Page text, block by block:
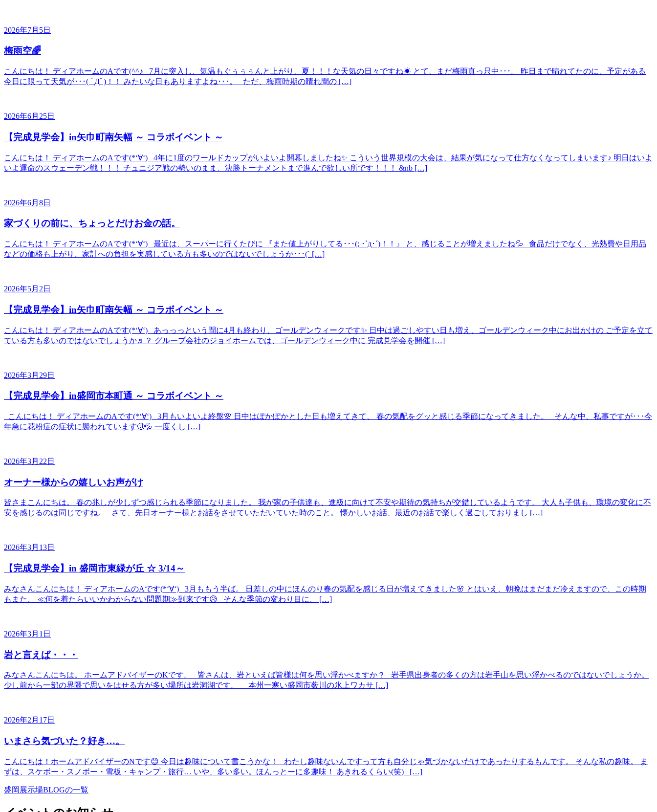
2026年7月5日
梅雨空🌈
こんにちは！ ディアホームのAです(^^♪ 7月に突入し、気温もぐぅぅぅんと上がり、夏！！！な天気の日々ですね☀ とて、まだ梅雨真っ只中･･･。 昨日まで晴れてたのに、予定がある
今日に限って天気が･･･( ﾟДﾟ)！！ みたいな日もありますよね･･･。 ただ、梅雨時期の晴れ間の […]
2026年6月25日
【完成見学会】in矢巾町南矢幅 ～ コラボイベント ～
こんにちは！ ディアホームのAです(*‘∀‘) 4年に1度のワールドカップがいよいよ開幕しましたね✨ こういう世界規模の大会は、結果が気になって仕方なくなってしまいます♪ 明日はいよ
いよ運命のスウェーデン戦！！！ チュニジア戦の勢いのまま、決勝トーナメントまで進んで欲しい所です！！！ &nb […]
2026年6月8日
家づくりの前に、ちょっとだけお金の話。
こんにちは！ ディアホームのAです(*‘∀‘) 最近は、スーパーに行くたびに 『また値上がりしてる･･･(; ･`д･´)！！』 と、感じることが増えましたね💦 食品だけでなく、光熱費や日用品
などの価格も上がり、家計への負担を実感している方も多いのではないでしょうか･･･(´ […]
2026年5月2日
【完成見学会】in矢巾町南矢幅 ～ コラボイベント ～
こんにちは！ ディアホームのAです(*‘∀‘) あっっっという間に4月も終わり、ゴールデンウィークです✨ 日中は過ごしやすい日も増え、ゴールデンウィーク中にお出かけの ご予定を立て
ている方も多いのではないでしょうか♬？ グループ会社のジョイホームでは、ゴールデンウィーク中に 完成見学会を開催 […]
2026年3月29日
【完成見学会】in盛岡市本町通 ～ コラボイベント ～
こんにちは！ ディアホームのAです(*‘∀‘) 3月もいよいよ終盤🌸 日中はぽかぽかとした日も増えてきて、 春の気配をグッと感じる季節になってきました。 そんな中、私事ですが･･･今
年急に花粉症の症状に襲われています🤧💦 一度くし […]
2026年3月22日
オーナー様からの嬉しいお声がけ
皆さまこんにちは。 春の兆しが少しずつ感じられる季節になりました。 我が家の子供達も、進級に向けて不安や期待の気持ちが交錯しているようです。 大人も子供も、環境の変化に不
安を感じるのは同じですね。 さて、先日オーナー様とお話をさせていただいていた時のこと。 懐かしいお話、最近のお話で楽しく過ごしておりまし […]
2026年3月13日
【完成見学会】in 盛岡市東緑が丘 ☆ 3/14～
みなさんこんにちは！ ディアホームのAです(*‘∀‘) 3月ももう半ば。 日差しの中にほんのり春の気配を感じる日が増えてきました🌸 とはいえ、朝晩はまだまだ冷えますので、この時期
もまた、 ≪何を着たらいいかわからない問題期≫到来です😥 そんな季節の変わり目に、 […]
2026年3月1日
岩と言えば・・・
みなさんこんにちは。 ホームアドバイザーのKです。 皆さんは、岩といえば皆様は何を思い浮かべますか？ 岩手県出身者の多くの方は岩手山を思い浮かべるのではないでしょうか。
少し前から一部の界隈で思いをはせる方が多い場所は岩洞湖です。 本州一寒い盛岡市薮川の氷上ワカサ […]
2026年2月17日
いまさら気づいた？好き…。
こんにちは！ホームアドバイザーのNです😊 今日は趣味について書こうかな！ わたし趣味ないんですって方も自分じゃ気づかないだけであったりするもんです。 そんな私の趣味。 ま
ずは、スケボー・スノボー・雪板・キャンプ・旅行… いや、多い多い。ほんっとーに多趣味！ あきれるくらい(笑) […]
盛岡展示場BLOGの一覧